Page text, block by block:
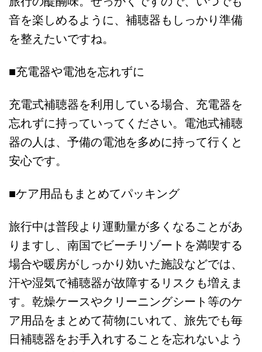
音を楽しめるように、補聴器もしっかり準備
を整えたいですね。
■充電器や電池を忘れずに
充電式補聴器を利用している場合、充電器を
忘れずに持っていってください。電池式補聴
器の人は、予備の電池を多めに持って行くと
安心です。
■ケア用品もまとめてパッキング
旅行中は普段より運動量が多くなることがあ
りますし、南国でビーチリゾートを満喫する
場合や暖房がしっかり効いた施設などでは、
汗や湿気で補聴器が故障するリスクも増えま
す。乾燥ケースやクリーニングシート等のケ
ア用品をまとめて荷物にいれて、旅先でも毎
日補聴器をお手入れすることを忘れないよう